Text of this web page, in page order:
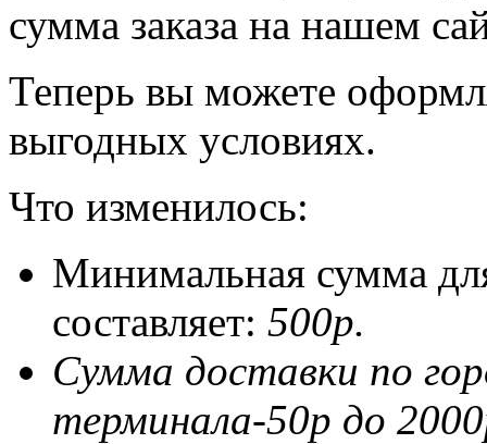
сумма заказа на нашем
Теперь вы можете
выгодных условиях.
Что изменилось:
Минимальная сумма
составляет: 500р.
Сумма доставки по
терминала-50р до